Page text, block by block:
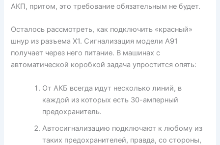
АКП, притом, это требование обязательным не будет.
Осталось рассмотреть, как подключить «красный»
шнур из разъема X1. Сигнализация модели А91
получает через него питание. В машинах с
автоматической коробкой задача упростится опять:
От АКБ всегда идут несколько линий, в
каждой из которых есть 30-амперный
предохранитель.
Автосигнализацию подключают к любому из
таких предохранителей, правда, со стороны,